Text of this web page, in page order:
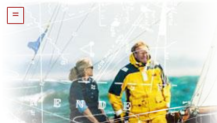
=